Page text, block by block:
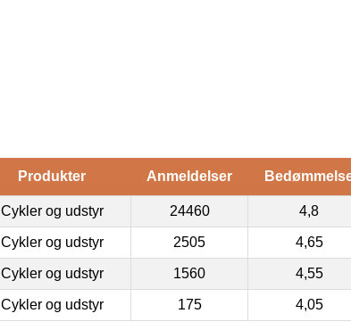
Produkter Anmeldelser
Cykler og udstyr 24460 4,8
Cykler og udstyr 2505 4,65
Cykler og udstyr 1560 4,55
Cykler og udstyr 175 4,05